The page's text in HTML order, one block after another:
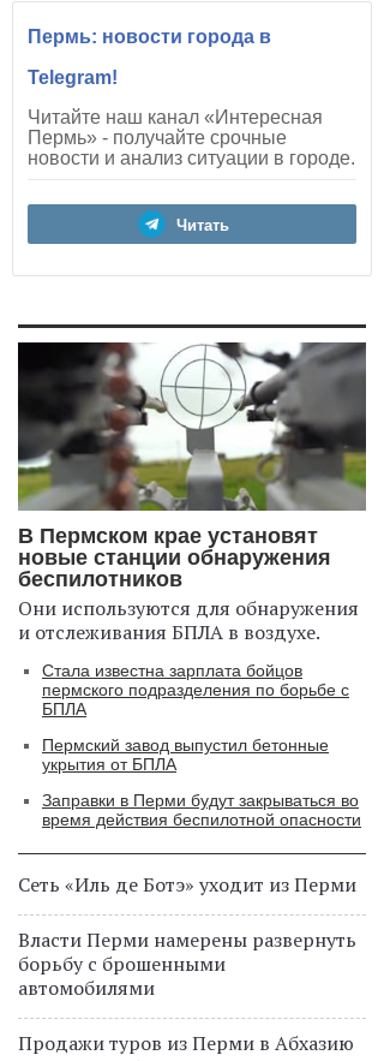
Пермь: новости города в
Telegram!
Читайте наш канал «Интересная
Пермь» - получайте срочные
новости и анализ ситуации в городе.
Читать
В Пермском крае установят
новые станции обнаружения
беспилотников
Они используются для обнаружения
и отслеживания БПЛА в воздухе.
Стала известна зарплата бойцов
пермского подразделения по борьбе с
БПЛА
Пермский завод выпустил бетонные
укрытия от БПЛА
Заправки в Перми будут закрываться во
время действия беспилотной опасности
Сеть «Иль де Ботэ» уходит из Перми
Власти Перми намерены развернуть
борьбу с брошенными
автомобилями
Продажи туров из Перми в Абхазию